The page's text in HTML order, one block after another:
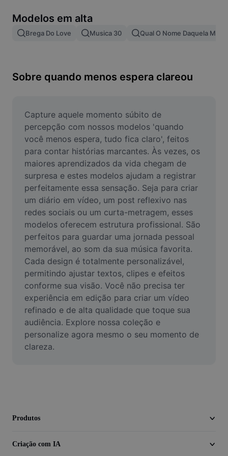
Mesclar imagens
Redimensionar Imagem
Criador de Memes
AI Text Remover
AI People Remover
AI Inpainting
Face Cutout
Vídeo
Remover plano de fundo de vídeo
Aprimorar qualidade
Editor de Video
Cortar Vídeo
Adicionar Legendas ao Vídeo
Modelos em alta
Brega Do Love Musica 30 Qual O Nome Daquela
Sobre quando menos espera clareou
Capture aquele momento súbito de
percepção com nossos modelos 'quando
você menos espera, tudo fica claro', feitos
para contar histórias marcantes. Às vezes, os
maiores aprendizados da vida chegam de
surpresa e estes modelos ajudam a registrar
perfeitamente essa sensação. Seja para criar
um diário em vídeo, um post reflexivo nas
redes sociais ou um curta-metragem, esses
modelos oferecem estrutura profissional. São
perfeitos para guardar uma jornada pessoal
memorável, ao som da sua música favorita.
Cada design é totalmente personalizável,
permitindo ajustar textos, clipes e efeitos
conforme sua visão. Você não precisa ter
experiência em edição para criar um vídeo
refinado e de alta qualidade que toque sua
audiência. Explore nossa coleção e
personalize agora mesmo o seu momento de
clareza.
Produtos
Criação com IA